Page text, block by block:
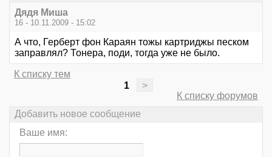
Дядя Миша
16 - 10.11.2009 - 15:02
А что, Герберт фон Караян тожы картриджы песком
заправлял? Тонера, поди, тогда уже не было.
К списку тем
1
>
К списку форумов
Добавить новое сообщение
Ваше имя: